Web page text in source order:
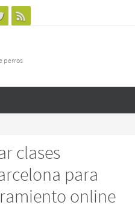
perros
clases
para
online